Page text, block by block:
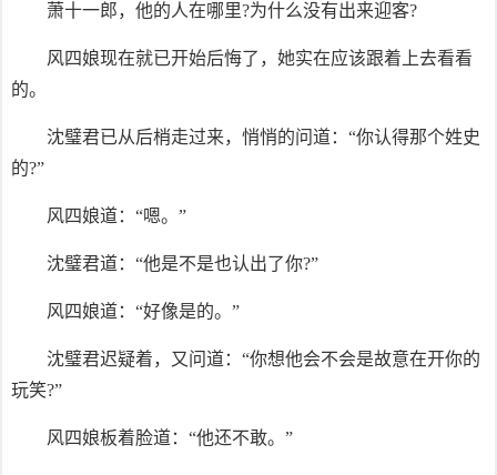
萧十一郎，他的人在哪里?为什么没有出来迎客?
风四娘现在就已开始后悔了，她实在应该跟着上去看看
的。
沈璧君已从后梢走过来，悄悄的问道：“你认得那个姓史
的?”
风四娘道：“嗯。”
沈璧君道：“他是不是也认出了你?”
风四娘道：“好像是的。”
沈璧君迟疑着，又问道：“你想他会不会是故意在开你的
玩笑?”
风四娘板着脸道：“他还不敢。”